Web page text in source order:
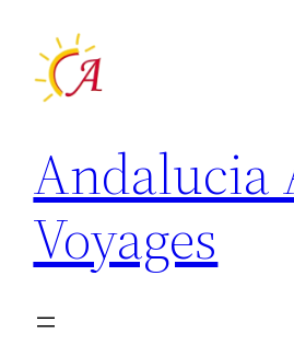
contenu
Andalucia
Voyages